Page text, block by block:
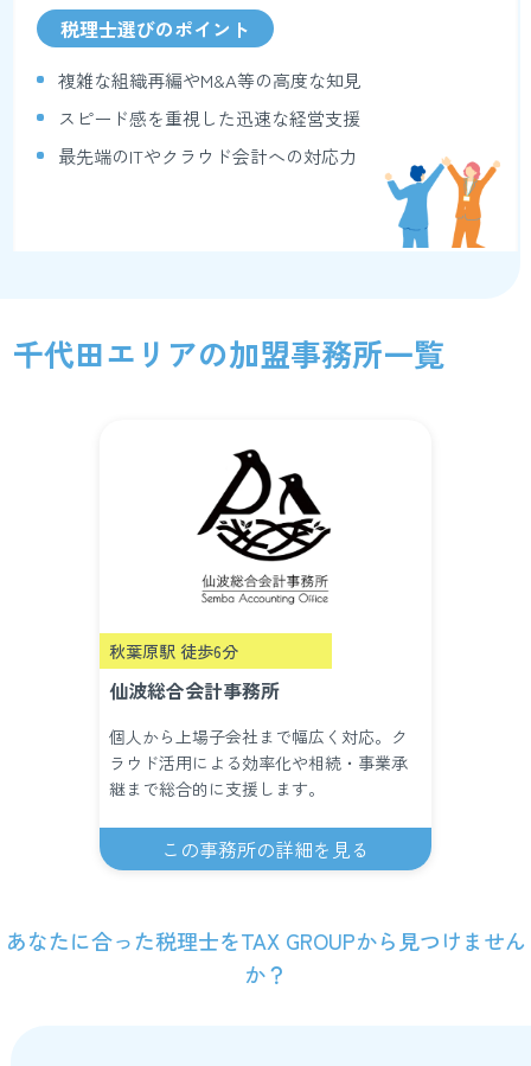
税理士選びのポイント
複雑な組織再編やM&A等の高度な知見
スピード感を重視した迅速な経営支援
最先端のITやクラウド会計への対応力
千代田エリアの加盟事務所一覧
秋葉原駅 徒歩6分
仙波総合会計事務所
個人から上場子会社まで幅広く対応。ク
ラウド活用による効率化や相続・事業承
継まで総合的に支援します。
この事務所の詳細を見る
あなたに合った税理士をTAX GROUPから見つけません
か？